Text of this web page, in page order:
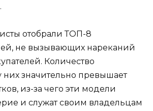
отобрали ТОП-8
не вызывающих нареканий
Количество
них значительно превышает
из-за чего эти модели
и служат своим владельцам